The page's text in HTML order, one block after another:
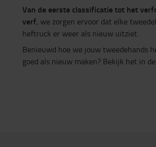
Van de eerste classificatie tot het
verf, we zorgen ervoor dat elke
heftruck er weer als nieuw uitziet.
Benieuwd hoe we jouw tweedehands
goed als nieuw maken? Bekijk het in